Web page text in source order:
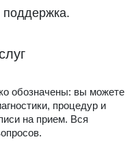
обозначены: вы можете
процедур и
на прием. Вся